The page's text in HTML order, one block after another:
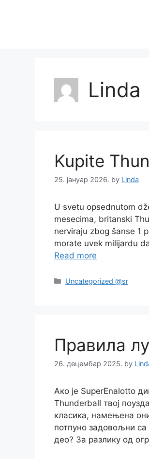
Linda
Kupite
25. јануар 2026. by Linda
U svetu opsednutom
mesecima, britanski
nerviraju zbog šanse 1
morate uvek milijardu
Read more
Categories
Uncategorized @sr
Правила
26. децембар 2025. by
Ако је SuperEnalotto
Thunderball твој
класика, намењена
потпуно задовољни
део? За разлику од